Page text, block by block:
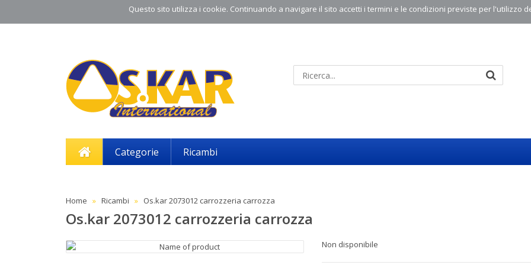
Questo sito utilizza i cookie. Continuando a navigare il sito accetti i termini e le condizioni previste per l'utilizzo
Categorie Ricambi
Home Ricambi Os.kar 2073012 carrozzeria carrozza
Os.kar 2073012 carrozzeria carrozza
Non disponibile